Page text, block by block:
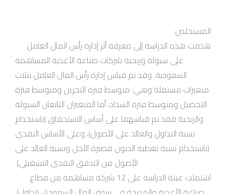
المستخلص:
هدفت هذه الدراسة إلى معرفة أثر إدارة رأس المال العامل
على سيولة وربحية شركات صناعة الأغذية المساهمة
السعودية. وقد تم قياس إدارة رأس المال العامل بثلاث
متغيرات مستقلة وهي: متوسط فترة التخزين ومتوسط فترة
التحصيل ومتوسط فترة السداد، أما المتغيران التابعان السيولة
والربحية فقد تم قياسهما على أساس الاستحقاق (باستخدام
نسبة التداول والعائد على الأصول)، وعلى الأساس النقدي
(باستخدام نسبة تغطية الديون قصيرة الأجل ونسبة العائد على
الأصول من التدفق النقدي التشغيلي).
اشتملت عينة الدراسة على 12 شركة مساهمة من قطاع